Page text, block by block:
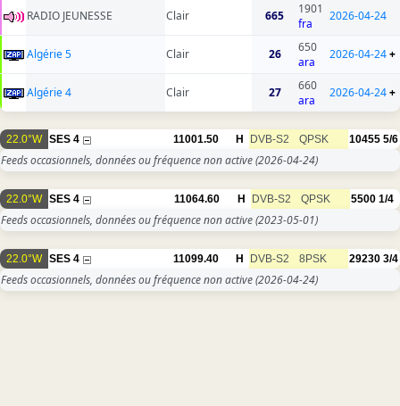
RADIO JEUNESSE Clair 665
1901
fra
2026-04-24
Algérie 5 Clair 26
650
ara
2026-04-24+
Algérie 4 Clair 27
660
ara
2026-04-24+
22.0°W SES 4 11001.50 H DVB-S2 QPSK 10455 5/6
Feeds occasionnels, données ou fréquence non active(2026-04-24)
22.0°W SES 4 11064.60 H DVB-S2 QPSK 5500 1/4
Feeds occasionnels, données ou fréquence non active(2023-05-01)
22.0°W SES 4 11099.40 H DVB-S2 8PSK 29230 3/4
Feeds occasionnels, données ou fréquence non active(2026-04-24)